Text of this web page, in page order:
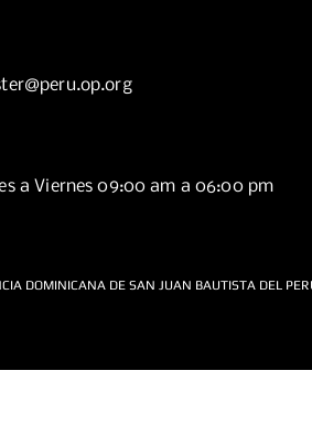
a Viernes 09:00 am a 06:00 pm
DOMINICANA DE SAN JUAN BAUTISTA DEL